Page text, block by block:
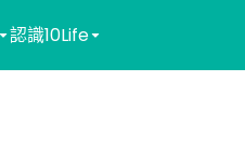
認識10Life